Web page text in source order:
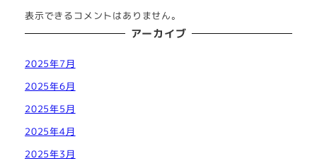
表示できるコメントはありません。
アーカイブ
2025年7月
2025年6月
2025年5月
2025年4月
2025年3月